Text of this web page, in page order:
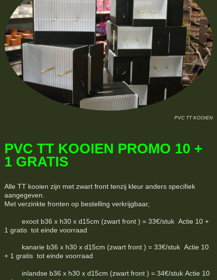
PVC TT KOOIEN
PVC TT KOOIEN PROMO 10 +
1 GRATIS
Alle TT kooien zijn met zwart front tenzij kleur anders specifiek
aangegeven.
Met verzinkte fronten op bestelling verkrijgbaar,
exoot b36 x h30 x d15cm (zwart front ) = 33€/stuk Actie 10 +
1 gratis tot einde voorraad
kanarie b36 x h30 x d15cm (zwart front ) = 33€/stuk Actie 10
+ 1 gratis tot einde voorraad
inlandse b36 x h30 x d15cm (zwart front ) = 34€/stuk Actie 10